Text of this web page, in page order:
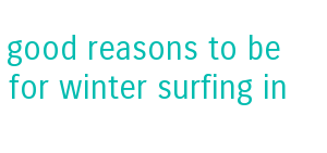
reasons to be
for winter surfing in